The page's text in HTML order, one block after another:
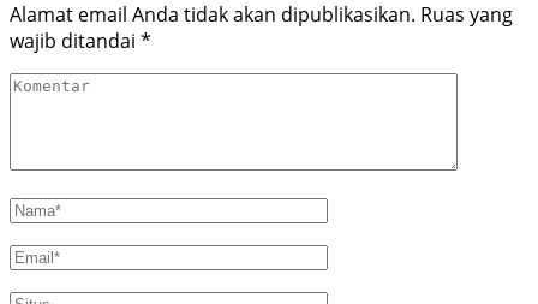
Alamat email Anda tidak akan dipublikasikan. Ruas yang
wajib ditandai *